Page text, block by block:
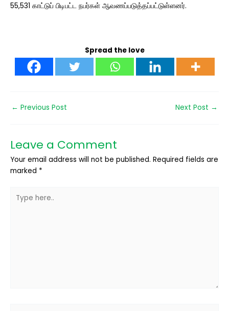
55,531 காட்டுப் பிடிபட்ட நபர்கள் ஆவணப்படுத்தப்பட்டுள்ளனர்.
Spread the love
← Previous Post Next Post →
Leave a Comment
Your email address will not be published. Required fields are
marked *
here..